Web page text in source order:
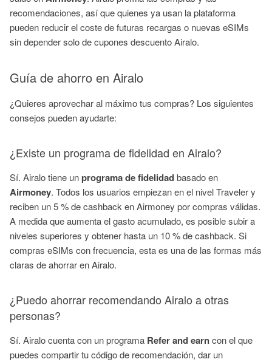
recomendaciones, así que quienes ya usan la plataforma
pueden reducir el coste de futuras recargas o nuevas eSIMs
sin depender solo de cupones descuento Airalo.
Guía de ahorro en Airalo
¿Quieres aprovechar al máximo tus compras? Los siguientes
consejos pueden ayudarte:
¿Existe un programa de fidelidad en Airalo?
Sí. Airalo tiene unprograma de fidelidadbasado en
Airmoney. Todos los usuarios empiezan en el nivel Traveler y
reciben un 5 % de cashback en Airmoney por compras válidas.
A medida que aumenta el gasto acumulado, es posible subir a
niveles superiores y obtener hasta un 10 % de cashback. Si
compras eSIMs con frecuencia, esta es una de las formas más
claras de ahorrar en Airalo.
¿Puedo ahorrar recomendando Airalo a otras
personas?
Sí. Airalo cuenta con un programa Refer and earncon el que
puedes compartir tu código de recomendación, dar un